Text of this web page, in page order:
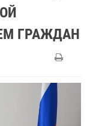
ГРАЖДАН